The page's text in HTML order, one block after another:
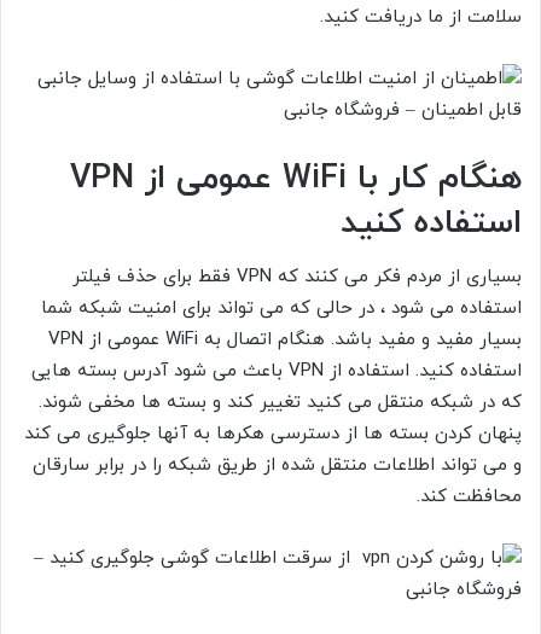
سلامت از ما دریافت کنید.
هنگام کار با WiFi عمومی از VPN
استفاده کنید
بسیاری از مردم فکر می کنند که VPN فقط برای حذف فیلتر
استفاده می شود ، در حالی که می تواند برای امنیت شبکه شما
بسیار مفید و مفید باشد. هنگام اتصال به WiFi عمومی از VPN
استفاده کنید. استفاده از VPN باعث می شود آدرس بسته هایی
که در شبکه منتقل می کنید تغییر کند و بسته ها مخفی شوند.
پنهان کردن بسته ها از دسترسی هکرها به آنها جلوگیری می کند
و می تواند اطلاعات منتقل شده از طریق شبکه را در برابر سارقان
محافظت کند.